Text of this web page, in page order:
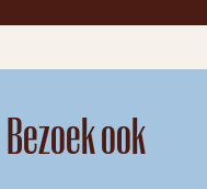
Bezoek ook